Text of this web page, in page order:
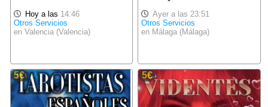
Hoy a las 14:46
Otros Servicios
en Valencia (Valencia)
Ayer a las 23:51
Otros Servicios
en Málaga (Málaga)
5€ 5€